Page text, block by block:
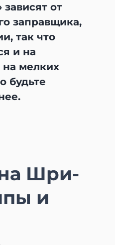
зависят от
заправщика,
так что
и на
мелких
будьте
Шри-
и